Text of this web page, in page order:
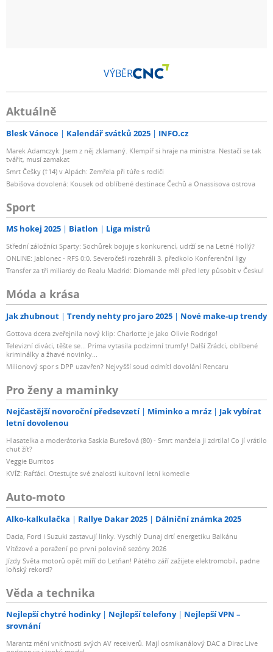
VÝBĚR
Aktuálně
Blesk Vánoce Kalendář svátků 2025 INFO.cz
Marek Adamczyk: Jsem z něj zklamaný. Klempíř si hraje na ministra. Nestačí se tak
tvářit, musí zamakat
Smrt Češky (†14) v Alpách: Zemřela při túře s rodiči
Babišova dovolená: Kousek od oblíbené destinace Čechů a Onassisova ostrova
Sport
MS hokej 2025 Biatlon Liga mistrů
Střední záložníci Sparty: Sochůrek bojuje s konkurencí, udrží se na Letné Hollý?
ONLINE: Jablonec - RFS 0:0. Severočeši rozehráli 3. předkolo Konferenční ligy
Transfer za tři miliardy do Realu Madrid: Diomande měl před lety působit v Česku!
Móda a krása
Jak zhubnout Trendy nehty pro jaro 2025 Nové make-up trendy
Gottova dcera zveřejnila nový klip: Charlotte je jako Olivie Rodrigo!
Televizní diváci, těšte se... Prima vytasila podzimní trumfy! Další Zrádci, oblíbené
kriminálky a žhavé novinky...
Milionový spor s DPP uzavřen? Nejvyšší soud odmítl dovolání Rencaru
Pro ženy a maminky
Nejčastější novoroční předsevzetí Miminko a mráz
Jak vybírat
letní dovolenou
Hlasatelka a moderátorka Saskia Burešová (80) - Smrt manžela ji zdrtila! Co jí vrátilo
chuť žít?
Veggie Burritos
KVÍZ: Rafťáci. Otestujte své znalosti kultovní letní komedie
Auto-moto
Alko-kalkulačka Rallye Dakar 2025 Dálniční známka 2025
Dacia, Ford i Suzuki zastavují linky. Vyschlý Dunaj drtí energetiku Balkánu
Vítězové a poražení po první polovině sezóny 2026
Jízdy Světa motorů opět míří do Letňan! Pátého září zažijete elektromobil, padne
loňský rekord?
Věda a technika
Nejlepší chytré hodinky Nejlepší telefony
Nejlepší VPN –
srovnání
Marantz mění vnitřnosti svých AV receiverů. Mají osmikanálový DAC a Dirac Live